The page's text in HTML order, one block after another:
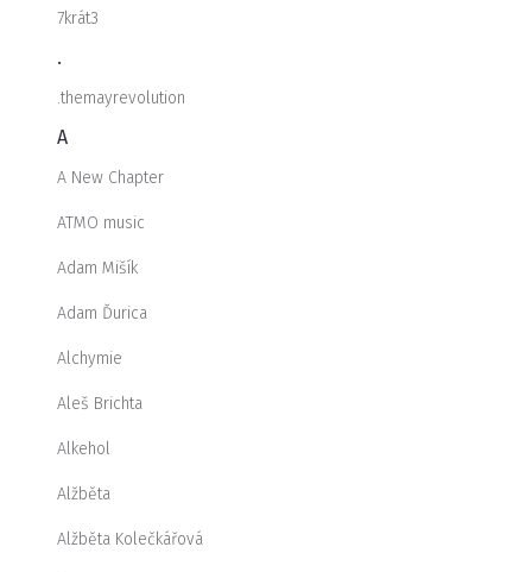
7krát3
.
.themayrevolution
A
A New Chapter
ATMO music
Adam Mišík
Adam Ďurica
Alchymie
Aleš Brichta
Alkehol
Alžběta
Alžběta Kolečkářová